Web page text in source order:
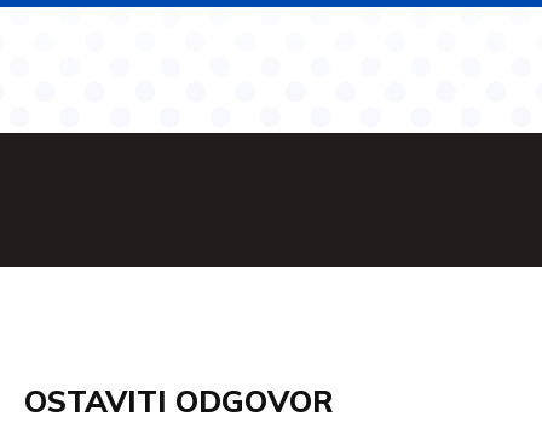
OSTAVITI ODGOVOR